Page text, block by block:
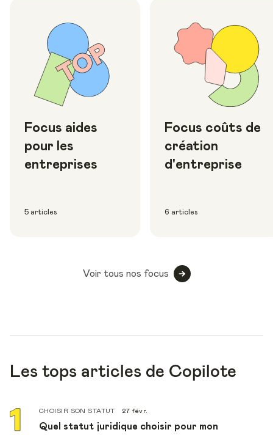
Focus aides
pour les
entreprises
5 articles
Focus coûts de
création
d'entreprise
6 articles
Voir tous nos focus
Les tops articles de Copilote
CHOISIR SON STATUT 27 févr.
Quel statut juridique choisir pour mon